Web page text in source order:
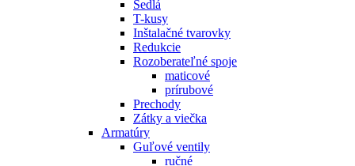
Sedlá
T-kusy
Inštalačné tvarovky
Redukcie
Rozoberateľné spoje
maticové
prírubové
Prechody
Zátky a viečka
Armatúry
Guľové ventily
ručné